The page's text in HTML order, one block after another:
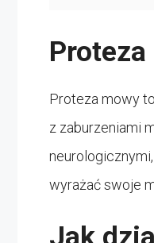
Proteza mowy
z zaburzeniami
wyrażać swoje